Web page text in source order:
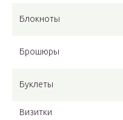
Блокноты
Брошюры
Буклеты
Визитки